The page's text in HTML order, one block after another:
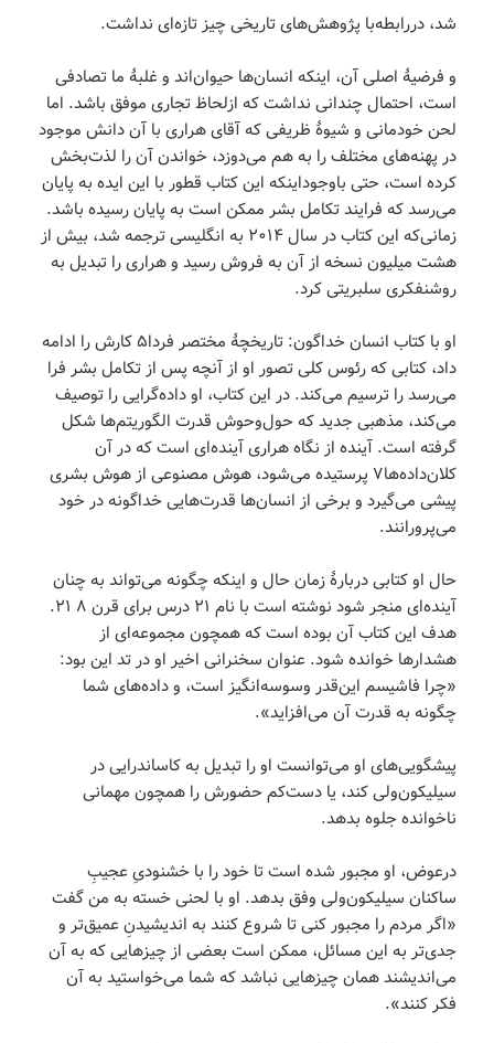
شد، دررابطه‌با پژوهش‌های تاریخی چیز تازه‌ای نداشت.
و فرضیۀ اصلی آن، اینکه انسان‌ها حیوان‌اند و غلبۀ ما تصادفی
است، احتمال چندانی نداشت که ازلحاظ تجاری موفق باشد. اما
لحن خودمانی و شیوۀ ظریفی که آقای هراری با آن دانش موجود
در پهنه‌های مختلف را به هم می‌دوزد، خواندن آن را لذت‌بخش
کرده است، حتی باوجوداینکه این کتاب قطور با این ایده به پایان
می‌رسد که فرایند تکامل بشر ممکن است به پایان رسیده باشد.
زمانی‌که این کتاب در سال ۲۰۱۴ به انگلیسی ترجمه شد، بیش از
هشت میلیون نسخه از آن به فروش رسید و هراری را تبدیل به
روشنفکری سلبریتی کرد.
او با کتاب انسان خداگون: تاریخچۀ مختصر فردا۵ کارش را ادامه
داد، کتابی که رئوس کلی تصور او از آنچه پس از تکامل بشر فرا
می‌رسد را ترسیم می‌کند. در این کتاب، او داده‌گرایی را توصیف
می‌کند، مذهبی جدید که حول‌وحوش قدرت الگوریتم‌ها شکل
گرفته است. آینده از نگاه هراری آینده‌ای است که در آن
کلان‌داده‌ها۷ پرستیده می‌شود، هوش مصنوعی از هوش بشری
پیشی می‌گیرد و برخی از انسان‌ها قدرت‌هایی خداگونه در خود
می‌پرورانند.
حال او کتابی دربارۀ زمان حال و اینکه چگونه می‌تواند به چنان
آینده‌ای منجر شود نوشته است با نام ۲۱ درس برای قرن ۲۱ ۸.
هدف این کتاب آن بوده است که همچون مجموعه‌ای از
هشدارها خوانده شود. عنوان سخنرانی اخیر او در تد این بود:
«چرا فاشیسم این‌قدر وسوسه‌انگیز است، و داده‌های شما
چگونه به قدرت آن می‌افزاید».
پیشگویی‌های او می‌توانست او را تبدیل به کاساندرایی در
سیلیکون‌ولی کند، یا دست‌کم حضورش را همچون مهمانی
ناخوانده جلوه بدهد.
درعوض، او مجبور شده است تا خود را با خشنودیِ عجیبِ
ساکنان سیلیکون‌ولی وفق بدهد. او با لحنی خسته به من گفت
«اگر مردم را مجبور کنی تا شروع کنند به اندیشیدنِ عمیق‌تر و
جدی‌تر به این مسائل، ممکن است بعضی از چیزهایی که به آن
می‌اندیشند همان چیزهایی نباشد که شما می‌خواستید به آن
فکر کنند».